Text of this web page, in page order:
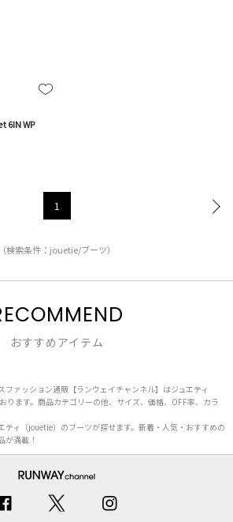
6IN WP
1
（検索条件：jouetie/ブーツ）
おすすめアイテム
ファッション通販【ランウェイチャンネル】はジュエティ
ります。商品カテゴリーの他、サイズ、価格、OFF率、カラ
ティ（jouetie）のブーツが探せます。新着・人気・おすすめの
が満載！